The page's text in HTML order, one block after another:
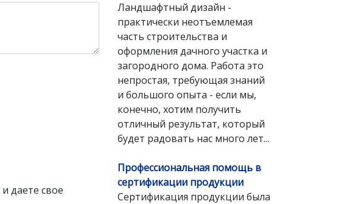
и даете свое
Ландшафтный дизайн -
практически неотъемлемая
часть строительства и
оформления дачного участка и
загородного дома. Работа это
непростая, требующая знаний
и большого опыта - если мы,
конечно, хотим получить
отличный результат, который
будет радовать нас много лет...
Профессиональная помощь в
сертификации продукции
Сертификация продукции была